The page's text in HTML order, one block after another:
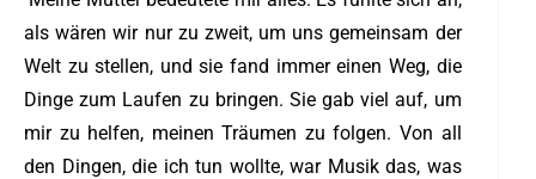
als wären wir nur zu zweit, um uns gemeinsam der
Welt zu stellen, und sie fand immer einen Weg, die
Dinge zum Laufen zu bringen. Sie gab viel auf, um
mir zu helfen, meinen Träumen zu folgen. Von all
den Dingen, die ich tun wollte, war Musik das, was